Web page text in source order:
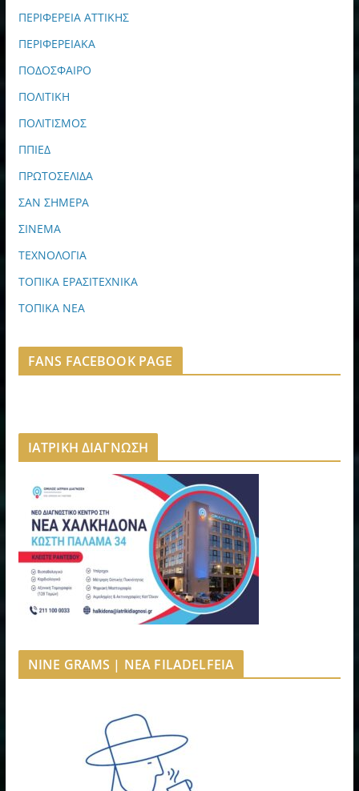
ΠΕΡΙΦΕΡΕΙΑ ΑΤΤΙΚΗΣ
ΠΕΡΙΦΕΡΕΙΑΚΑ
ΠΟΔΟΣΦΑΙΡΟ
ΠΟΛΙΤΙΚΗ
ΠΟΛΙΤΙΣΜΟΣ
ΠΠΙΕΔ
ΠΡΩΤΟΣΕΛΙΔΑ
ΣΑΝ ΣΗΜΕΡΑ
ΣΙΝΕΜΑ
ΤΕΧΝΟΛΟΓΙΑ
ΤΟΠΙΚΑ ΕΡΑΣΙΤΕΧΝΙΚΑ
ΤΟΠΙΚΑ ΝΕΑ
FANS FACEBOOK PAGE
ΙΑΤΡΙΚΗ ΔΙΑΓΝΩΣΗ
NINE GRAMS | NEA FILADELFEIA